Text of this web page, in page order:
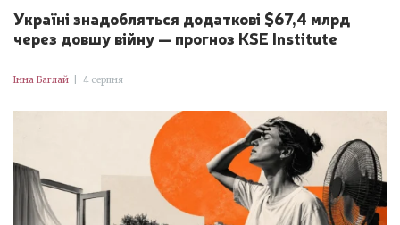
Україні знадобляться додаткові $67,4 млрд
через довшу війну — прогноз KSE Institute
Інна Баглай 4 серпня